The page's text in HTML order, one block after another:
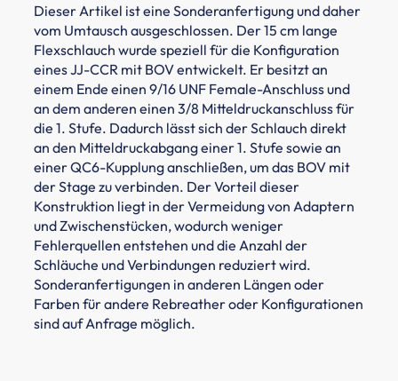
Dieser Artikel ist eine Sonderanfertigung und daher
vom Umtausch ausgeschlossen. Der 15 cm lange
Flexschlauch wurde speziell für die Konfiguration
eines JJ-CCR mit BOV entwickelt. Er besitzt an
einem Ende einen 9/16 UNF Female-Anschluss und
an dem anderen einen 3/8 Mitteldruckanschluss für
die 1. Stufe. Dadurch lässt sich der Schlauch direkt
an den Mitteldruckabgang einer 1. Stufe sowie an
einer QC6-Kupplung anschließen, um das BOV mit
der Stage zu verbinden. Der Vorteil dieser
Konstruktion liegt in der Vermeidung von Adaptern
und Zwischenstücken, wodurch weniger
Fehlerquellen entstehen und die Anzahl der
Schläuche und Verbindungen reduziert wird.
Sonderanfertigungen in anderen Längen oder
Farben für andere Rebreather oder Konfigurationen
sind auf Anfrage möglich.